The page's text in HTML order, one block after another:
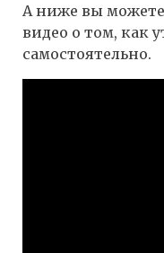
А ниже вы
видео о том, как
самостоятельно.